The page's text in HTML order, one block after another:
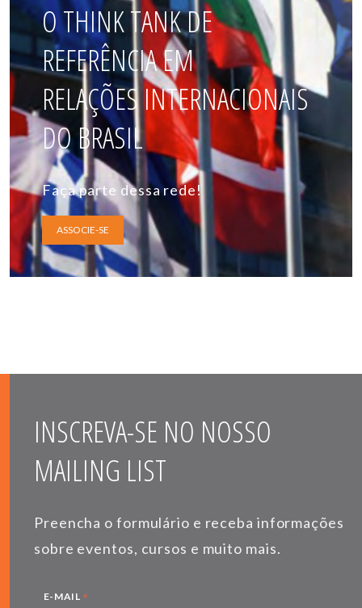
O THINK TANK DE
REFERÊNCIA EM
RELAÇÕES INTERNACIONAIS
DO BRASIL
Faça parte dessa rede!
ASSOCIE-SE
INSCREVA-SE NO NOSSO
MAILING LIST
Preencha o formulário e receba informações
sobre eventos, cursos e muito mais.
E-MAIL *